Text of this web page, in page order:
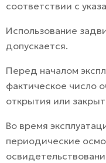
соответствии с
Использование
допускается.
Перед началом
фактическое число
открытия или
Во время
периодические